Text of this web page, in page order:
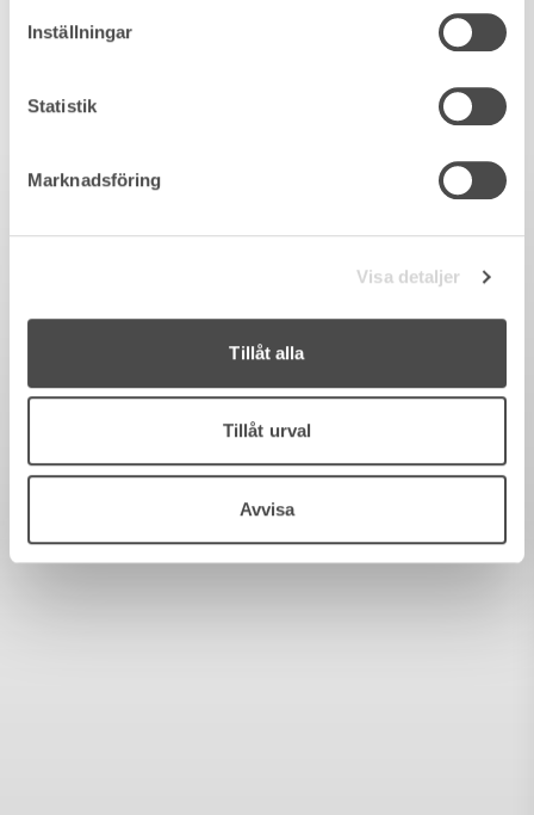
Inställningar
Statistik
Marknadsföring
Visa detaljer
Tillåt alla
Tillåt urval
Avvisa